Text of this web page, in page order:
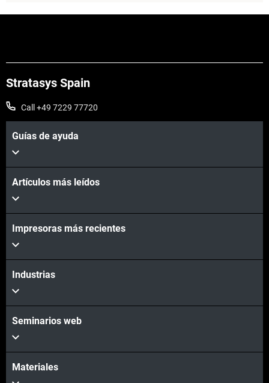
Vea más
Vea más
Stratasys Spain
Call +49 7229 77720
Guías de ayuda
Artículos más leídos
Impresoras más recientes
Industrias
Seminarios web
Materiales